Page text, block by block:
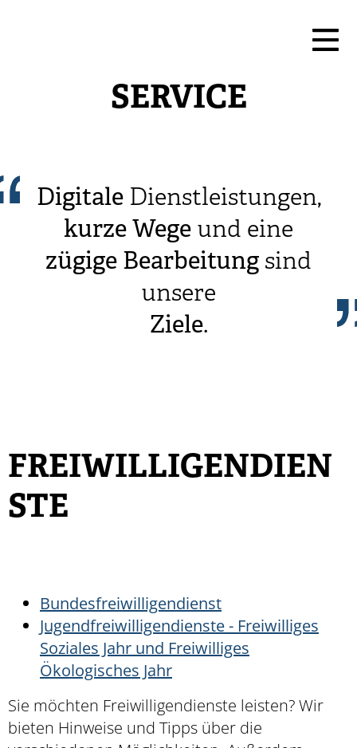
SERVICE
DigitaleDienstleistungen,
kurzeWege und eine
zügige Bearbeitung sind
unsere
Ziele.
FREIWILLIGENDIEN
STE
Bundesfreiwilligendienst
Jugendfreiwilligendienste - Freiwilliges
Soziales Jahr und Freiwilliges
Ökologisches Jahr
Sie möchten Freiwilligendienste leisten? Wir
bieten Hinweise und Tipps über die